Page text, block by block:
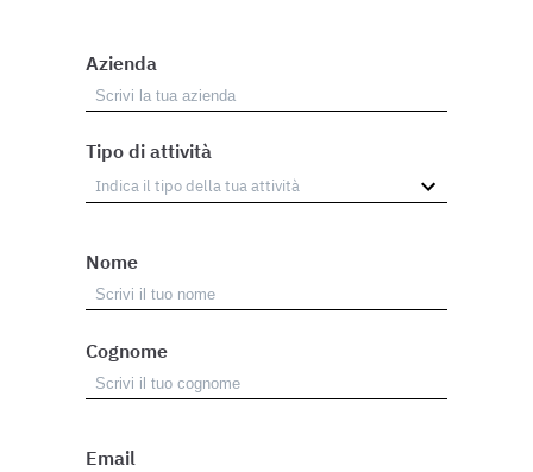
Azienda
Tipo di attività
Nome
Cognome
Email